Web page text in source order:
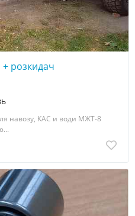
розкидач
навозу, КАС и води МЖТ-8